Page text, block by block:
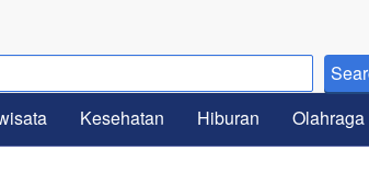
Kesehatan Hiburan Olahraga